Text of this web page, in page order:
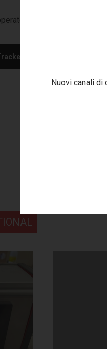
Nuovi canali di
in quota di poter